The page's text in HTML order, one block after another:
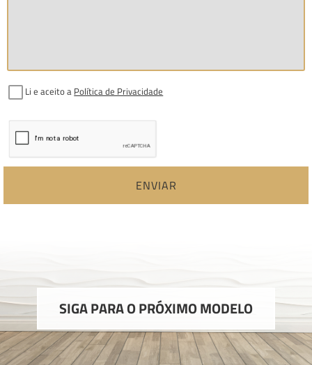
Li e aceito a Política de Privacidade
ENVIAR
SIGA PARA O PRÓXIMO MODELO